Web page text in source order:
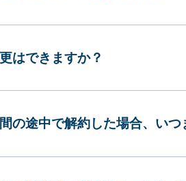
はできますか？
の途中で解約した場合、い